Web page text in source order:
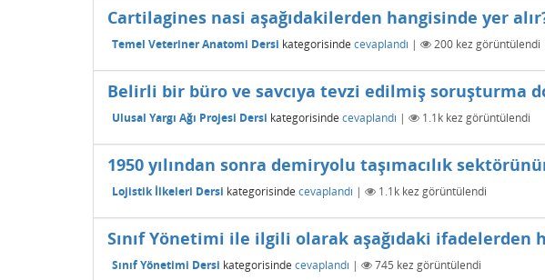
Cartilagines nasi aşağıdakilerden hangisinde yer
Temel Veteriner Anatomi Dersi kategorisinde cevaplandı | 200 kez görüntülendi
Belirli bir büro ve savcıya tevzi edilmiş soruşturma
Ulusal Yargı Ağı Projesi Dersi kategorisinde cevaplandı | 1.1k kez görüntülendi
1950 yılından sonra demiryolu taşımacılık
Lojistik İlkeleri Dersi kategorisinde cevaplandı | 1.1k kez görüntülendi
Sınıf Yönetimi ile ilgili olarak aşağıdaki ifadelerden
Sınıf Yönetimi Dersi kategorisinde cevaplandı | 745 kez görüntülendi